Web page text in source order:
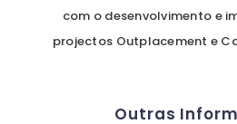
com o desenvolvimento e
projectos Outplacement e
Outras